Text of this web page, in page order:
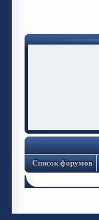
Список форумов